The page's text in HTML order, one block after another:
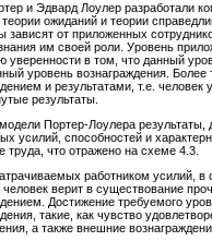
и Эдвард Лоулер разработали
ожиданий и теории
зависят от приложенных
им своей роли. Уровень
уверенности в том, что данный
уровень вознаграждения.
и результатами, т.е.
результаты.
Портер-Лоулера результаты,
усилий, способностей и
труда, что отражено на схеме 4.3.
работником усилий, в
человек верит в существование
Достижение требуемого
такие, как чувство
а также внешние